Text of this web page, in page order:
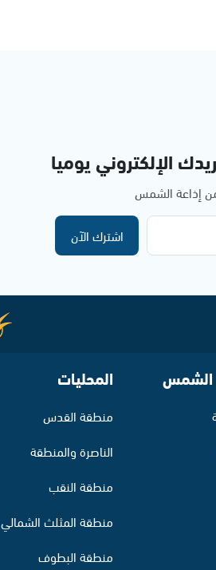
الإلكتروني يوميا
إذاعة الشمس
اشترك الآن
الشمس المحليات
منطقة القدس
الناصرة والمنطقة
منطقة النقب
منطقة المثلث الشمالي
منطقة البطوف